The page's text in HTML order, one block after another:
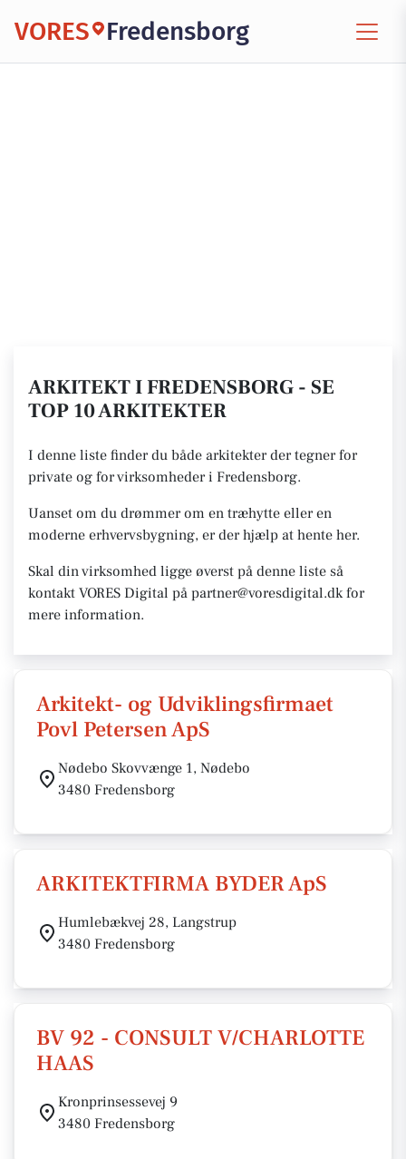
VORES Fredensborg
ARKITEKT I FREDENSBORG - SE
TOP 10 ARKITEKTER
I denne liste finder du både arkitekter der tegner for
private og for virksomheder i Fredensborg.
Uanset om du drømmer om en træhytte eller en
moderne erhvervsbygning, er der hjælp at hente her.
Skal din virksomhed ligge øverst på denne liste så
kontakt VORES Digital på partner@voresdigital.dk for
mere information.
Arkitekt- og Udviklingsfirmaet
Povl Petersen ApS
Nødebo Skovvænge 1, Nødebo
3480 Fredensborg
ARKITEKTFIRMA BYDER ApS
Humlebækvej 28, Langstrup
3480 Fredensborg
BV 92 - CONSULT V/CHARLOTTE
HAAS
Kronprinsessevej 9
3480 Fredensborg